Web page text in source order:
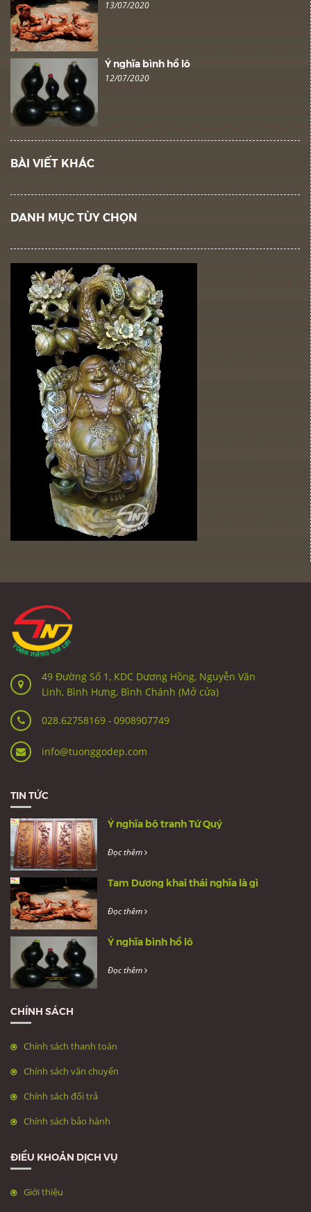
13/07/2020
Ý nghĩa bình hồ lô
12/07/2020
BÀI VIẾT KHÁC
DANH MỤC TÙY CHỌN
49 Đường Số 1, KDC Dương Hồng, Nguyễn Văn
Linh, Bình Hưng, Bình Chánh (Mở cửa)
028.62758169 - 0908907749
info@tuonggodep.com
TIN TỨC
Ý nghĩa bộ tranh Tứ Quý
Đọc thêm
Tam Dương khai thái nghĩa là gì
Đọc thêm
Ý nghĩa bình hồ lô
Đọc thêm
CHÍNH SÁCH
Chính sách thanh toán
Chính sách vận chuyển
Chính sách đổi trả
Chính sách bảo hành
ĐIỀU KHOẢN DỊCH VỤ
Giới thiệu